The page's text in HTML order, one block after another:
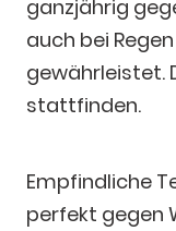
ganzjährig
auch bei
gewährleistet.
stattfinden.
Empfindliche
perfekt gegen